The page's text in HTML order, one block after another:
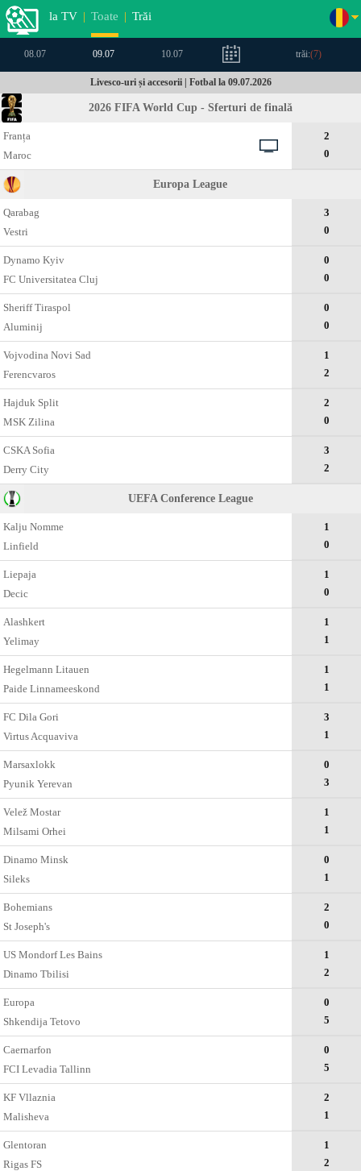
la TV | Toate | Trăi
08.07 09.07 10.07 trăi:(7)
Livesco-uri și accesorii | Fotbal la 09.07.2026
2026 FIFA World Cup - Sferturi de finală
Franța
Maroc
2
0
Europa League
Qarabag
Vestri
3
0
Dynamo Kyiv
FC Universitatea Cluj
0
0
Sheriff Tiraspol
Aluminij
0
0
Vojvodina Novi Sad
Ferencvaros
1
2
Hajduk Split
MSK Zilina
2
0
CSKA Sofia
Derry City
3
2
UEFA Conference League
Kalju Nomme
Linfield
1
0
Liepaja
Decic
1
0
Alashkert
Yelimay
1
1
Hegelmann Litauen
Paide Linnameeskond
1
1
FC Dila Gori
Virtus Acquaviva
3
1
Marsaxlokk
Pyunik Yerevan
0
3
Velež Mostar
Milsami Orhei
1
1
Dinamo Minsk
Sileks
0
1
Bohemians
St Joseph's
2
0
US Mondorf Les Bains
Dinamo Tbilisi
1
2
Europa
Shkendija Tetovo
0
5
Caernarfon
FCI Levadia Tallinn
0
5
KF Vllaznia
Malisheva
2
1
Glentoran
Rigas FS
1
2